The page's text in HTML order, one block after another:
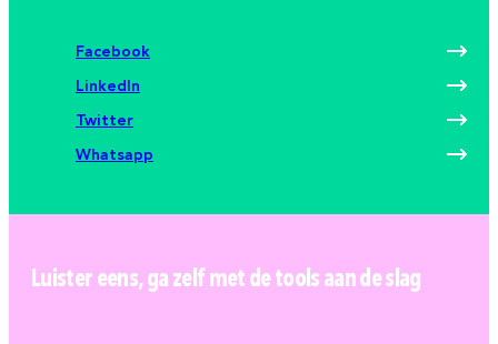
Facebook
LinkedIn
Twitter
Whatsapp
Luister eens, ga zelf met de tools aan de slag